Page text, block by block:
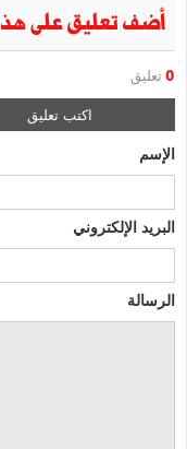
أضف تعليق على
0 تعليق
اكتب تعليق
الإسم
البريد الإلكتروني
الرسالة